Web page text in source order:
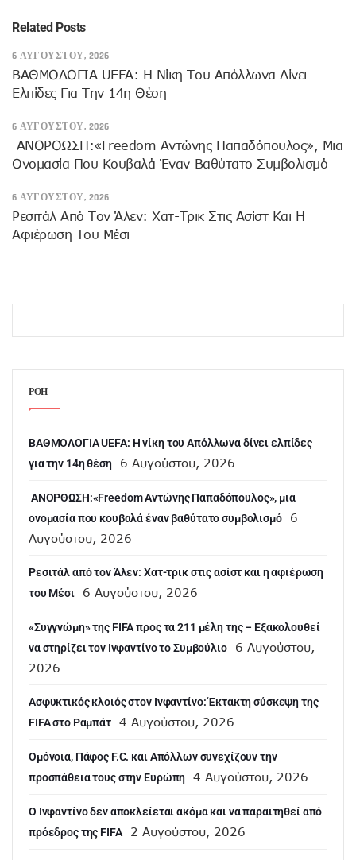
Related Posts
6 ΑΥΓΟΎΣΤΟΥ, 2026
ΒΑΘΜΟΛΟΓΙΑ UEFA: Η Νίκη Του Απόλλωνα Δίνει
Ελπίδες Για Την 14η Θέση
6 ΑΥΓΟΎΣΤΟΥ, 2026
ANOΡΘΩΣΗ:«Freedom Αντώνης Παπαδόπουλος», Μια
Ονομασία Που Κουβαλά Έναν Βαθύτατο Συμβολισμό
6 ΑΥΓΟΎΣΤΟΥ, 2026
Ρεσιτάλ Από Τον Άλεν: Χατ-Τρικ Στις Ασίστ Και Η
Αφιέρωση Του Μέσι
ΡΟΗ
ΒΑΘΜΟΛΟΓΙΑ UEFA: Η νίκη του Απόλλωνα δίνει ελπίδες
για την 14η θέση
6 Αυγούστου, 2026
ANOΡΘΩΣΗ:«Freedom Αντώνης Παπαδόπουλος», μια
ονομασία που κουβαλά έναν βαθύτατο συμβολισμό
6
Αυγούστου, 2026
Ρεσιτάλ από τον Άλεν: Χατ-τρικ στις ασίστ και η αφιέρωση
του Μέσι
6 Αυγούστου, 2026
«Συγγνώμη» της FIFA προς τα 211 μέλη της – Εξακολουθεί
να στηρίζει τον Ινφαντίνο το Συμβούλιο
6 Αυγούστου,
2026
Ασφυκτικός κλοιός στον Ινφαντίνο: Έκτακτη σύσκεψη της
FIFA στο Ραμπάτ
4 Αυγούστου, 2026
Ομόνοια, Πάφος F.C. και Απόλλων συνεχίζουν την
προσπάθεια τους στην Ευρώπη
4 Αυγούστου, 2026
Ο Ινφαντίνο δεν αποκλείεται ακόμα και να παραιτηθεί από
πρόεδρος της FIFA
2 Αυγούστου, 2026